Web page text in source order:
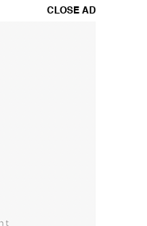
CLOSE AD